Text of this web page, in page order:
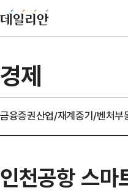
경제
금융증권산업/재계중기/벤처부
인천공항 스